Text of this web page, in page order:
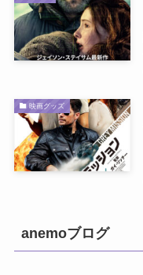
映画グッズ
anemoブログ